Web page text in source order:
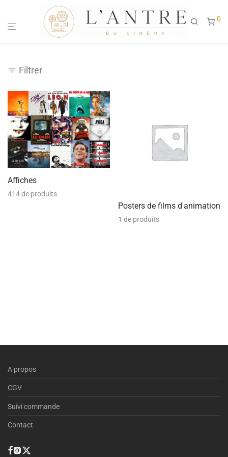
0
Filtrer
Affiches
414 de produits
Posters de films d'animation
1 de produits
A propos
CGV
Suivi commande
Contact